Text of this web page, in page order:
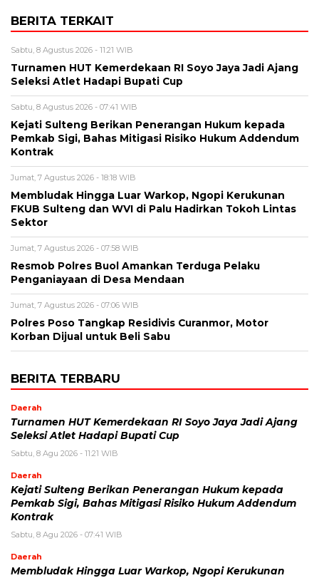
BERITA TERKAIT
Sabtu, 8 Agustus 2026 - 11:21 WIB
Turnamen HUT Kemerdekaan RI Soyo Jaya Jadi Ajang
Seleksi Atlet Hadapi Bupati Cup
Sabtu, 8 Agustus 2026 - 07:41 WIB
Kejati Sulteng Berikan Penerangan Hukum kepada
Pemkab Sigi, Bahas Mitigasi Risiko Hukum Addendum
Kontrak
Jumat, 7 Agustus 2026 - 18:18 WIB
Membludak Hingga Luar Warkop, Ngopi Kerukunan
FKUB Sulteng dan WVI di Palu Hadirkan Tokoh Lintas
Sektor
Jumat, 7 Agustus 2026 - 07:58 WIB
Resmob Polres Buol Amankan Terduga Pelaku
Penganiayaan di Desa Mendaan
Jumat, 7 Agustus 2026 - 07:06 WIB
Polres Poso Tangkap Residivis Curanmor, Motor
Korban Dijual untuk Beli Sabu
BERITA TERBARU
Daerah
Turnamen HUT Kemerdekaan RI Soyo Jaya Jadi Ajang
Seleksi Atlet Hadapi Bupati Cup
Sabtu, 8 Agu 2026 - 11:21 WIB
Daerah
Kejati Sulteng Berikan Penerangan Hukum kepada
Pemkab Sigi, Bahas Mitigasi Risiko Hukum Addendum
Kontrak
Sabtu, 8 Agu 2026 - 07:41 WIB
Daerah
Membludak Hingga Luar Warkop, Ngopi Kerukunan